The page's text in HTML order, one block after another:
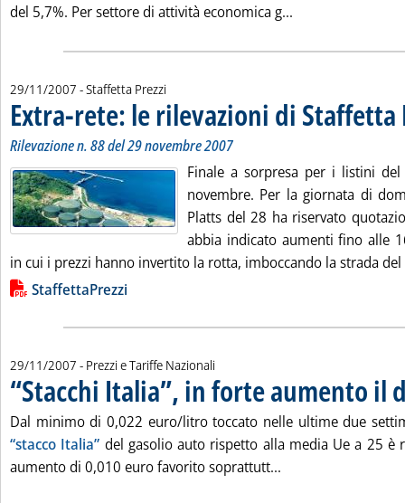
del 5,7%. Per settore di attività economica g...
29/11/2007 - Staffetta Prezzi
Extra-rete: le rilevazioni di Staffetta
Rilevazione n. 88 del 29 novembre 2007
Finale a sorpresa per i listini
novembre. Per la giornata di
Platts del 28 ha riservato
abbia indicato aumenti fino alle
in cui i prezzi hanno invertito la rotta, imboccando la strada del
Lista allegati PDF alla notizia
StaffettaPrezzi
29/11/2007 - Prezzi e Tariffe Nazionali
“Stacchi Italia”, in forte aumento il
Dal minimo di 0,022 euro/litro toccato nelle ultime due
“stacco Italia” del gasolio auto rispetto alla media Ue a 25 è
aumento di 0,010 euro favorito soprattutt...